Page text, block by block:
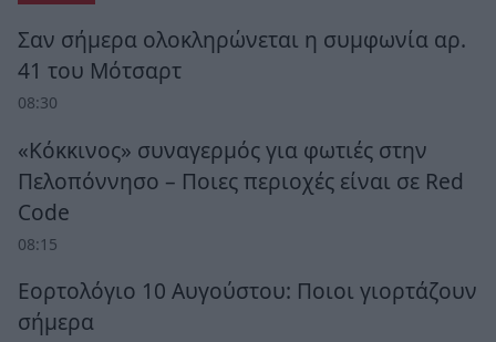
Σαν σήμερα ολοκληρώνεται η συμφωνία αρ.
41 του Μότσαρτ
08:30
«Κόκκινος» συναγερμός για φωτιές στην
Πελοπόννησο – Ποιες περιοχές είναι σε Red
Code
08:15
Εορτολόγιο 10 Αυγούστου: Ποιοι γιορτάζουν
σήμερα